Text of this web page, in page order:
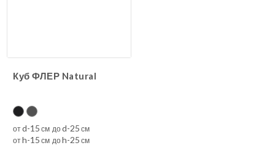
Куб ФЛЕР Natural
отd-15 см доd-25 см
отh-15 см доh-25 см